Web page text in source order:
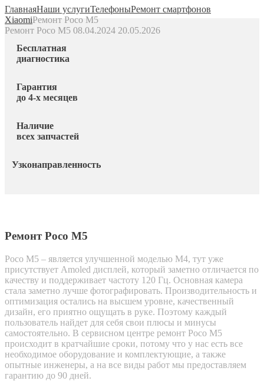
ГлавнаяНаши услугиТелефоныРемонт смартфонов
XiaomiРемонт Poco M5
Ремонт Poco M5 08.04.2024 20.05.2026
Бесплатная
диагностика
Гарантия
до 4-х месяцев
Наличие
всех запчастей
Узконаправленность
Ремонт Poco M5
Poco M5 – является улучшенной моделью M4, тут уже
присутствует Amoled дисплей, который заметно отличается по
качеству и поддерживает частоту 120 Гц. Основная камера
стала заметно лучше фотографировать. Производительность и
оптимизация остались на высшем уровне, качественный
дизайн, его приятно ощущать в руке. Поэтому каждый
пользователь найдет для себя свои плюсы и минусы
самостоятельно. В сервисном центре ремонт Poco M5
происходит в кратчайшие сроки, потому что у нас есть все
необходимое оборудование и комплектующие, а также
опытные инженеры, а на все виды работ мы предоставляем
гарантию до 90 дней.